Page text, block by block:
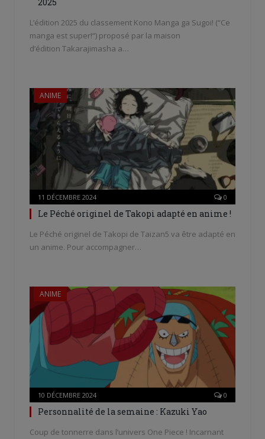
2025
L’édition 2025 du classement Kono Manga ga Sugoi! (“Ce
manga est super!“) proposé par la maison
d’édition Takarajimasha a…
ANIME
11 DÉCEMBRE 2024 0
Le Péché originel de Takopi adapté en anime !
Le Péché originel de Takopi de Taizan5 va être adapté en
un anime. Pour accompagner…
ANIME
10 DÉCEMBRE 2024 0
Personnalité de la semaine : Kazuki Yao
Coup de tonnerre dans l’univers One Piece ! Incarnant